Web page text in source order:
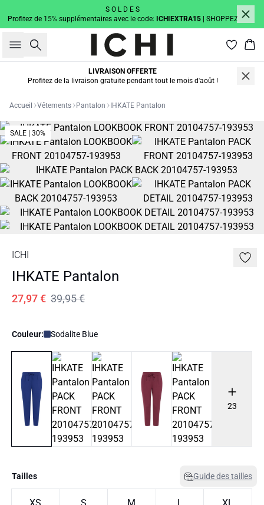
S O L D E S
Profitez de 15% supplémentaires avec le code: ICHIEXTRA15 | SHOPPEZ
Rechercher
LIVRAISON OFFERTE
Profitez de la livraison gratuite pendant tout le mois d'août !
Accueil Vêtements Pantalon IHKATE Pantalon
SALE | 30%
ICHI
IHKATE Pantalon
27,97 € 39,95 €
Couleur: Sodalite Blue
23
Tailles Guide des tailles